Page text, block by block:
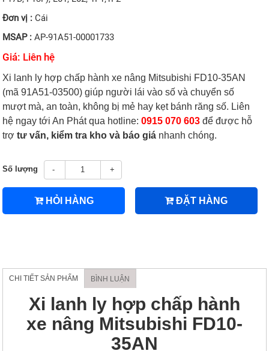
Đơn vị :Cái
MSAP :AP-91A51-00001733
Giá: Liên hệ
Xi lanh ly hợp chấp hành xe nâng Mitsubishi FD10-35AN
(mã 91A51-03500) giúp người lái vào số và chuyển số
mượt mà, an toàn, không bị mẻ hay kẹt bánh răng số. Liên
hệ ngay tới An Phát qua hotline:0915 070 603 để được hỗ
trợtư vấn, kiểm tra kho và báo giá nhanh chóng.
Số lượng - +
HỎI HÀNG ĐẶT HÀNG
CHI TIẾT SẢN PHẨM BÌNH LUẬN
Xi lanh ly hợp chấp hành
xe nâng Mitsubishi FD10-
35AN